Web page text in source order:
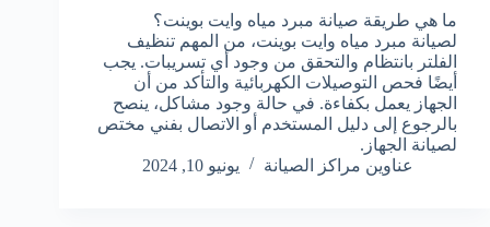
ما هي طريقة صيانة مبرد مياه وايت بوينت؟
لصيانة مبرد مياه وايت بوينت، من المهم تنظيف
الفلتر بانتظام والتحقق من وجود أي تسريبات. يجب
أيضًا فحص التوصيلات الكهربائية والتأكد من أن
الجهاز يعمل بكفاءة. في حالة وجود مشاكل، ينصح
بالرجوع إلى دليل المستخدم أو الاتصال بفني مختص
لصيانة الجهاز.
عناوين مراكز الصيانة
يونيو 10, 2024